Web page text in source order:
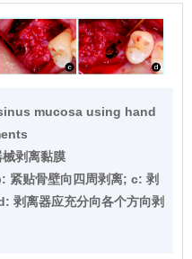
mucosa using hand
剥离黏膜
紧贴骨壁向四周剥离; c: 剥
剥离器应充分向各个方向剥